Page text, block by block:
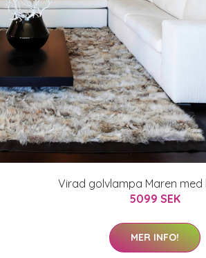
Virad golvlampa Maren med
5099 SEK
MER INFO!